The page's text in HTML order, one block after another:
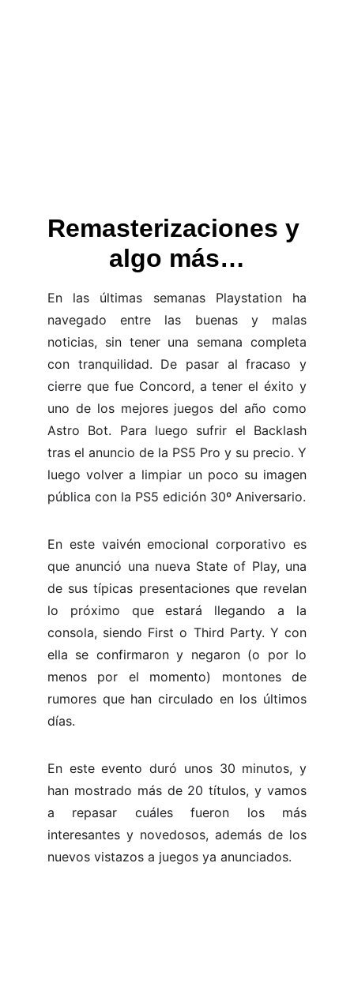
Remasterizaciones y
algo más…
En las últimas semanas Playstation ha
navegado entre las buenas y malas
noticias, sin tener una semana completa
con tranquilidad. De pasar al fracaso y
cierre que fue Concord, a tener el éxito y
uno de los mejores juegos del año como
Astro Bot. Para luego sufrir el Backlash
tras el anuncio de la PS5 Pro y su precio. Y
luego volver a limpiar un poco su imagen
pública con la PS5 edición 30º Aniversario.
En este vaivén emocional corporativo es
que anunció una nueva State of Play, una
de sus típicas presentaciones que revelan
lo próximo que estará llegando a la
consola, siendo First o Third Party. Y con
ella se confirmaron y negaron (o por lo
menos por el momento) montones de
rumores que han circulado en los últimos
días.
En este evento duró unos 30 minutos, y
han mostrado más de 20 títulos, y vamos
a repasar cuáles fueron los más
interesantes y novedosos, además de los
nuevos vistazos a juegos ya anunciados.